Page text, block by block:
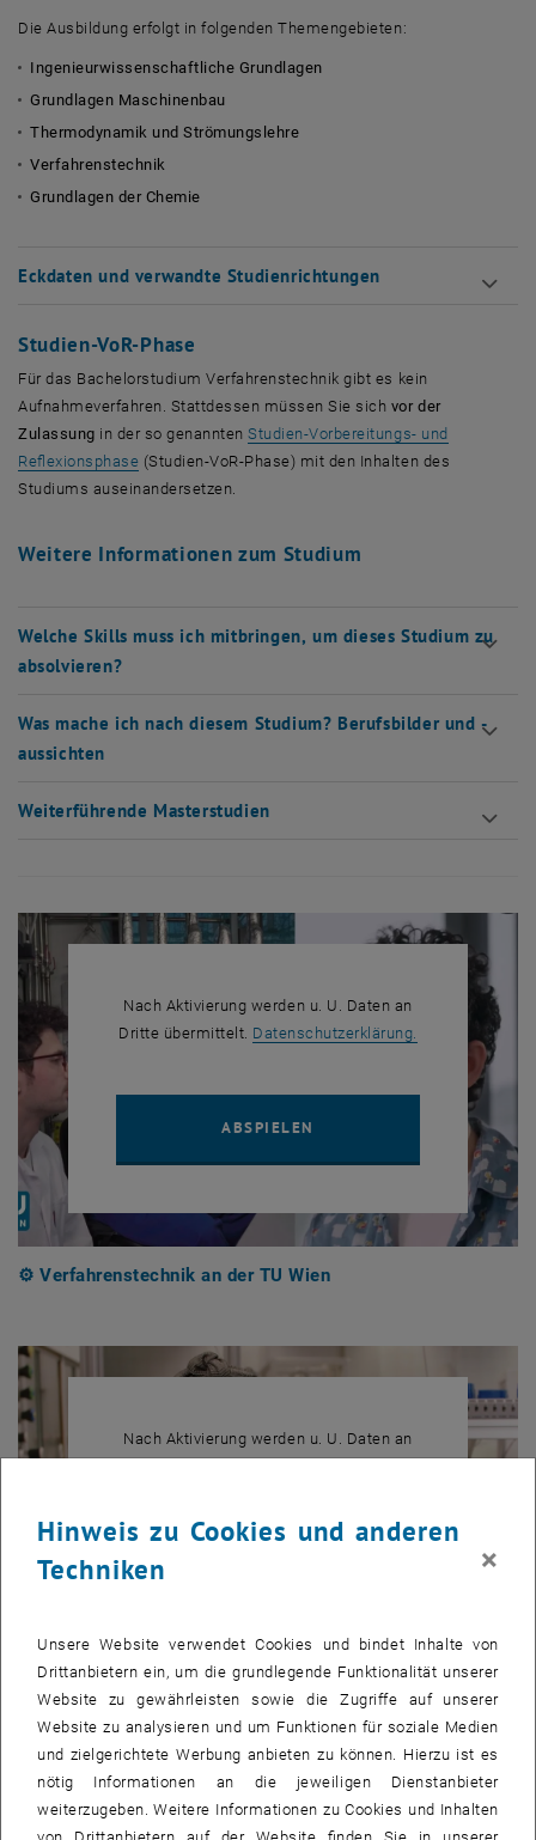
Die Ausbildung erfolgt in folgenden Themengebieten:
Ingenieurwissenschaftliche Grundlagen
Grundlagen Maschinenbau
Thermodynamik und Strömungslehre
Verfahrenstechnik
Grundlagen der Chemie
Eckdaten und verwandte Studienrichtungen
Studien-VoR-Phase
Für das Bachelorstudium Verfahrenstechnik gibt es kein
Aufnahmeverfahren. Stattdessen müssen Sie sich vor der
Zulassung in der so genanntenStudien-Vorbereitungs- und
Reflexionsphase (Studien-VoR-Phase) mit den Inhalten des
Studiums auseinandersetzen.
Weitere Informationen zum Studium
Welche Skills muss ich mitbringen, um dieses Studium zu
absolvieren?
Was mache ich nach diesem Studium? Berufsbilder und -
aussichten
Weiterführende Masterstudien
Nach Aktivierung werden u. U. Daten an
Dritte übermittelt. Datenschutzerklärung. , öffnet in
ABSPIELEN YOUTUBE VIDEO "⚙️
⚙️ Verfahrenstechnik an der TU Wien
Nach Aktivierung werden u. U. Daten an
YOUTUBE VIDEO
Verfahrenstechnik studieren an der TU Wien -
Erfahrungsberichte & Infos
Hinweis zu Cookies und anderen
Techniken
×
Unsere Website verwendet Cookies und bindet Inhalte von
Drittanbietern ein, um die grundlegende Funktionalität unserer
Website zu gewährleisten sowie die Zugriffe auf unserer
Website zu analysieren und um Funktionen für soziale Medien
und zielgerichtete Werbung anbieten zu können. Hierzu ist es
nötig Informationen an die jeweiligen Dienstanbieter
weiterzugeben. Weitere Informationen zu Cookies und Inhalten
von Drittanbietern auf der Website finden Sie in unserer